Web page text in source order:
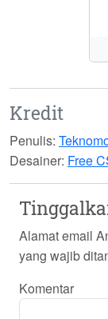
Kredit
Penulis:
Desainer: Free
Alamat email
yang wajib
Komentar